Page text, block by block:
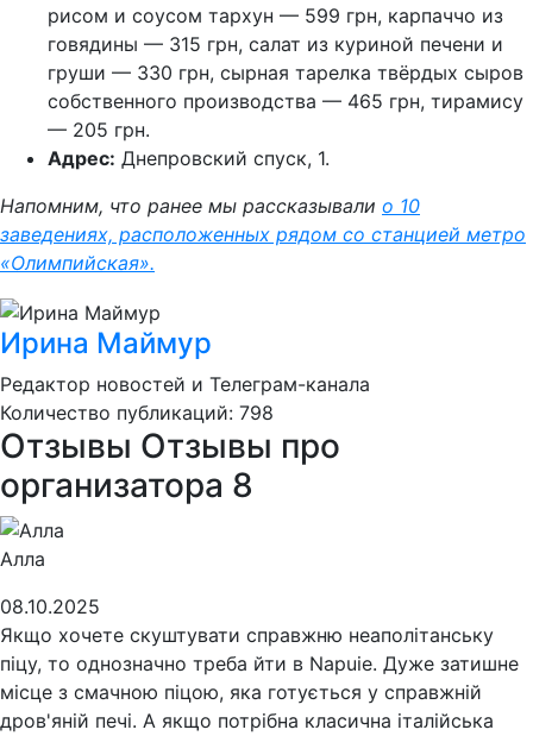
рисом и соусом тархун — 599 грн, карпаччо из
говядины — 315 грн, салат из куриной печени и
груши — 330 грн, сырная тарелка твёрдых сыров
собственного производства — 465 грн, тирамису
— 205 грн.
Адрес: Днепровский спуск, 1.
Напомним, что ранее мы рассказывали о 10
заведениях, расположенных рядом со станцией метро
«Олимпийская».
Ирина Маймур
Редактор новостей и Телеграм-канала
Количество публикаций: 798
Отзывы Отзывы про
организатора 8
Алла
08.10.2025
Якщо хочете скуштувати справжню неаполітанську
піцу, то однозначно треба йти в Napuie. Дуже затишне
місце з смачною піцою, яка готується у справжній
дров'яній печі. А якщо потрібна класична італійська